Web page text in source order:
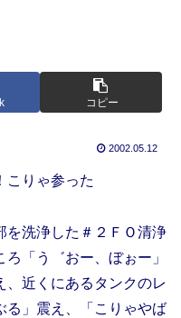
コピー
2002.05.12
こりゃ参った
を洗浄した＃２ＦＯ清浄
「う゛おー、ぼぉー」
、近くにあるタンクのレ
る」震え、「こりゃやば